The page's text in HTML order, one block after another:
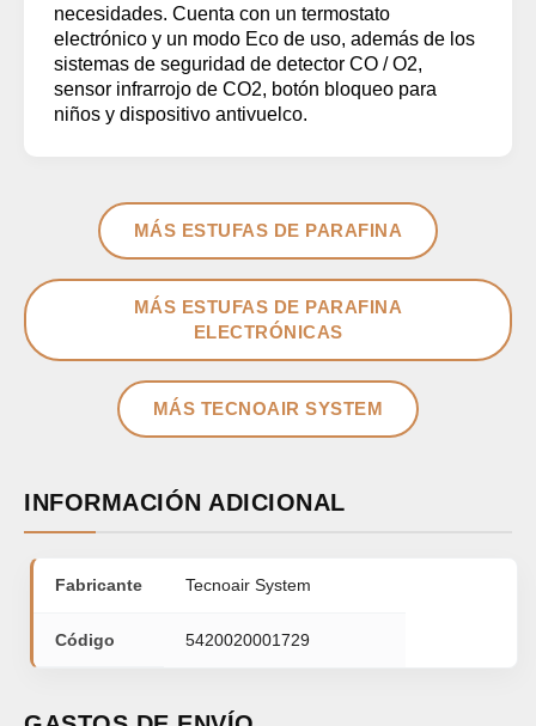
necesidades. Cuenta con un termostato
electrónico y un modo Eco de uso, además de los
sistemas de seguridad de detector CO / O2,
sensor infrarrojo de CO2, botón bloqueo para
niños y dispositivo antivuelco.
MÁS ESTUFAS DE PARAFINA
MÁS ESTUFAS DE PARAFINA
ELECTRÓNICAS
MÁS TECNOAIR SYSTEM
INFORMACIÓN ADICIONAL
Fabricante Tecnoair System
Código 5420020001729